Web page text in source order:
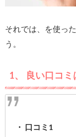
それでは、を使っ
う。
1、 良い口コミ
・ 口コミ1